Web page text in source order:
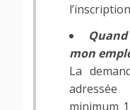
mon
La
minimum